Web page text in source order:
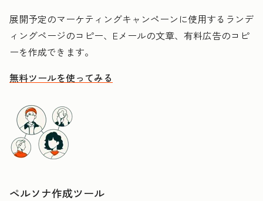
展開予定のマーケティングキャンペーンに使用するランデ
ィングページのコピー、Eメールの文章、有料広告のコピ
ーを作成できます。
無料ツールを使ってみる
ペルソナ作成ツール